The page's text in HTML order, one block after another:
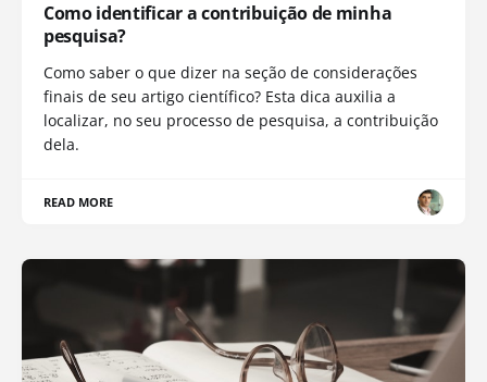
Como identificar a contribuição de minha
pesquisa?
Como saber o que dizer na seção de considerações
finais de seu artigo científico? Esta dica auxilia a
localizar, no seu processo de pesquisa, a contribuição
dela.
READ MORE